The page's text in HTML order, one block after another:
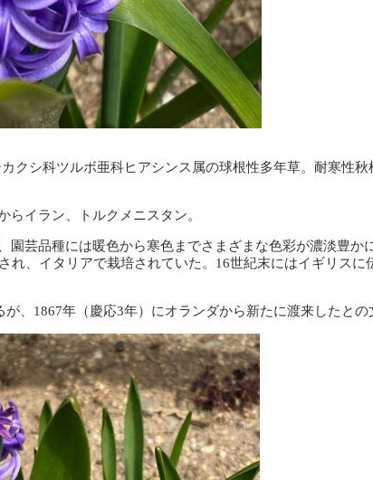
クシ科ツルボ亜科ヒアシンス属の球根性多年草。耐寒性
イラン、トルクメニスタン。
芸品種には暖色から寒色までさまざまな色彩が濃淡豊か
、イタリアで栽培されていた。16世紀末にはイギリスに
、1867年（慶応3年）にオランダから新たに渡来したとの